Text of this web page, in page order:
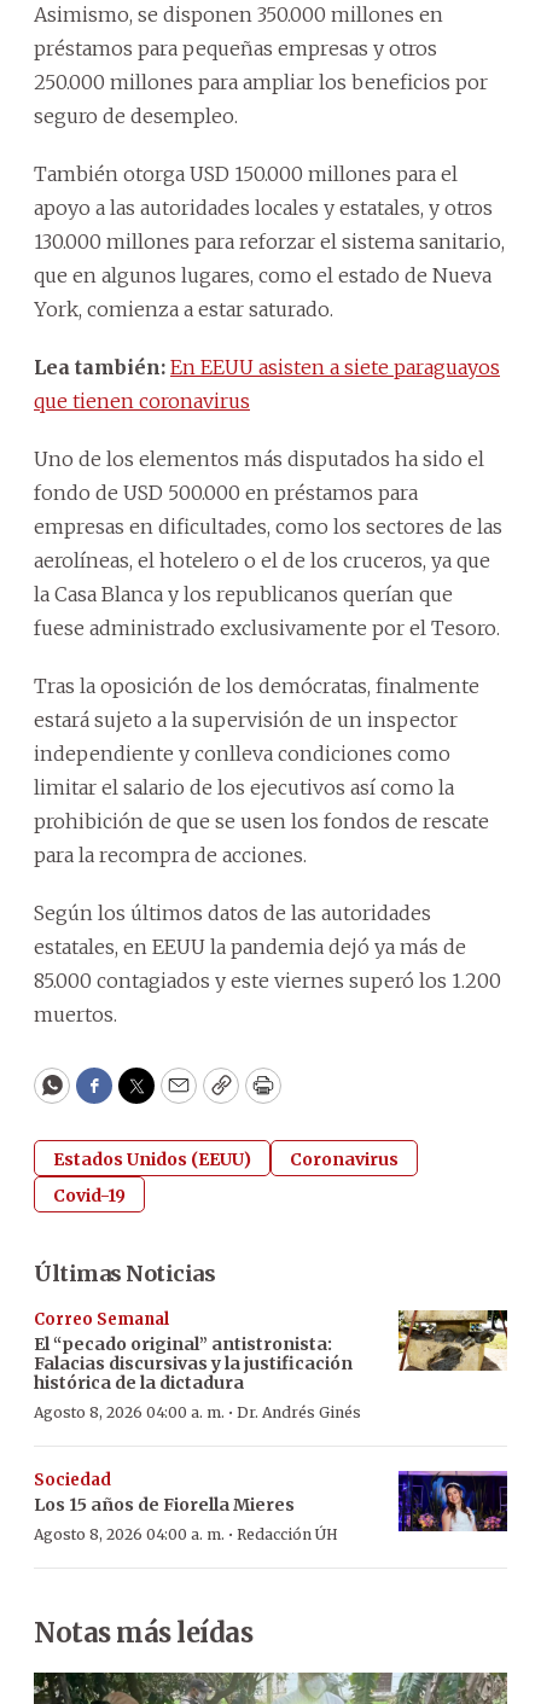
Asimismo, se disponen 350.000 millones en
préstamos para pequeñas empresas y otros
250.000 millones para ampliar los beneficios por
seguro de desempleo.
También otorga USD 150.000 millones para el
apoyo a las autoridades locales y estatales, y otros
130.000 millones para reforzar el sistema sanitario,
que en algunos lugares, como el estado de Nueva
York, comienza a estar saturado.
Lea también: En EEUU asisten a siete paraguayos
que tienen coronavirus
Uno de los elementos más disputados ha sido el
fondo de USD 500.000 en préstamos para
empresas en dificultades, como los sectores de las
aerolíneas, el hotelero o el de los cruceros, ya que
la Casa Blanca y los republicanos querían que
fuese administrado exclusivamente por el Tesoro.
Tras la oposición de los demócratas, finalmente
estará sujeto a la supervisión de un inspector
independiente y conlleva condiciones como
limitar el salario de los ejecutivos así como la
prohibición de que se usen los fondos de rescate
para la recompra de acciones.
Según los últimos datos de las autoridades
estatales, en EEUU la pandemia dejó ya más de
85.000 contagiados y este viernes superó los 1.200
muertos.
WhatsApp
Facebook
Twitter
EmailCopyPrint
Estados Unidos (EEUU)
Coronavirus
Covid-19
Últimas Noticias
Correo Semanal
El “pecado original” antistronista:
Falacias discursivas y la justificación
histórica de la dictadura
Agosto 8, 2026 04:00 a. m. · Dr. Andrés Ginés
Sociedad
Los 15 años de Fiorella Mieres
Agosto 8, 2026 04:00 a. m. · Redacción ÚH
Notas más leídas